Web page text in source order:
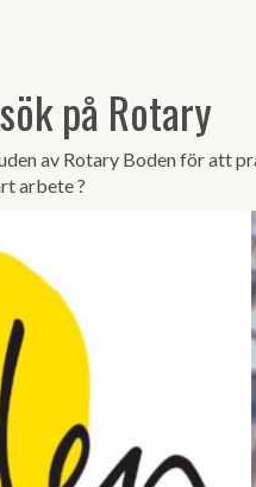
på Rotary
av Rotary Boden för att
arbete?